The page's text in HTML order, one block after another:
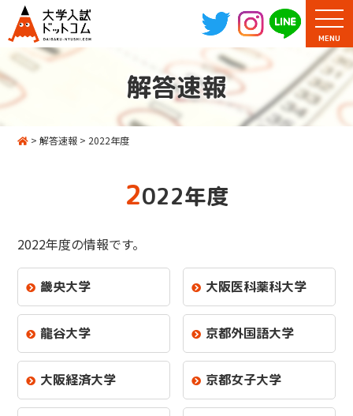
MENU
解答速報
>解答速報 > 2022年度
2022年度
2022年度の情報です。
畿央大学 大阪医科薬科大学
龍谷大学 京都外国語大学
大阪経済大学 京都女子大学